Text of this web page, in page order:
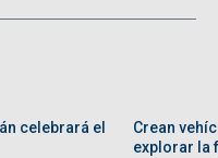
celebrará el
Crean
explorar la